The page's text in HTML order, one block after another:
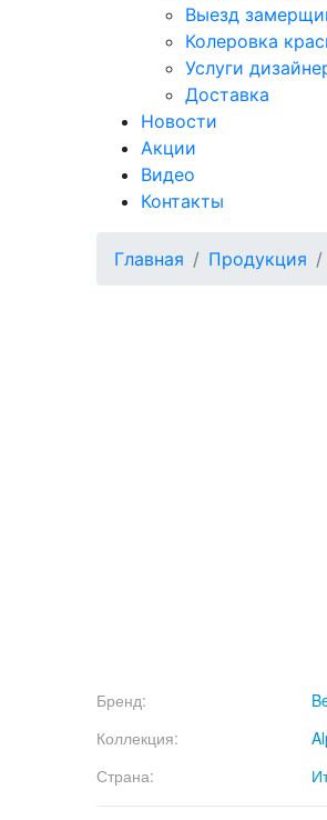
Выезд
Колеровка
Услуги
Доставка
Новости
Акции
Видео
Контакты
Главная Продукция
Бренд:
Коллекция:
Страна: